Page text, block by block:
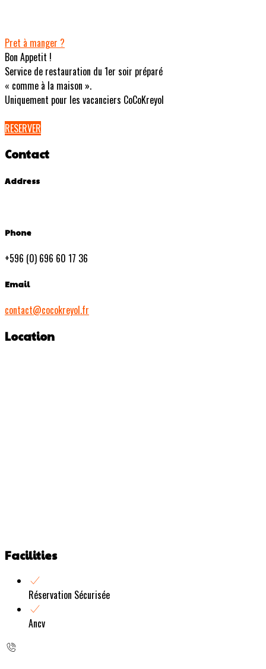
Pret à manger ?
Bon Appetit !
Service de restauration du 1er soir préparé
« comme à la maison ».
Uniquement pour les vacanciers CoCoKreyol
RESERVER
Contact
Address
Phone
+596 (0) 696 60 17 36
Email
contact@cocokreyol.fr
Location
Facilities
Réservation Sécurisée
Ancv